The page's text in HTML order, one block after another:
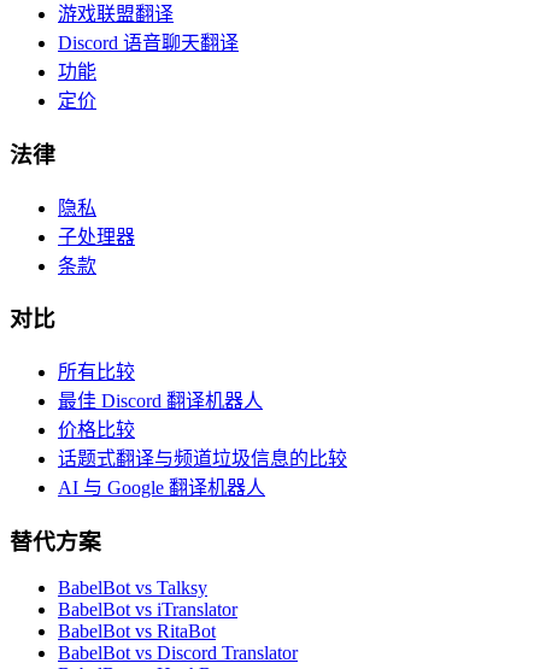
游戏联盟翻译
Discord 语音聊天翻译
功能
定价
法律
隐私
子处理器
条款
对比
所有比较
最佳 Discord 翻译机器人
价格比较
话题式翻译与频道垃圾信息的比较
AI 与 Google 翻译机器人
替代方案
BabelBot vs Talksy
BabelBot vs iTranslator
BabelBot vs RitaBot
BabelBot vs Discord Translator